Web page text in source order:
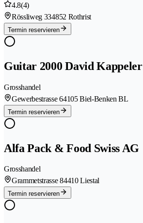
4.8(4)
Rössliweg 334852 Rothrist
Termin reservieren
Guitar 2000 David Kappeler
Grosshandel
Gewerbestrasse 64105 Biel-Benken BL
Termin reservieren
Alfa Pack & Food Swiss AG
Grosshandel
Grammetstrasse 84410 Liestal
Termin reservieren